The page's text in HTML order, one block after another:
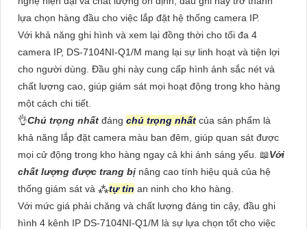
lựa chọn hàng đầu cho việc lắp đặt hệ thống camera IP.
Với khả năng ghi hình và xem lại đồng thời cho tối đa 4
camera IP, DS-7104NI-Q1/M mang lại sự linh hoạt và tiện lợi
cho người dùng. Đầu ghi này cung cấp hình ảnh sắc nét và
chất lượng cao, giúp giám sát mọi hoạt động trong kho hàng
một cách chi tiết.
👌Chú trọng nhất đáng chú trọng nhất của sản phẩm là
khả năng lắp đặt camera màu ban đêm, giúp quan sát được
mọi cử động trong kho hàng ngay cả khi ánh sáng yếu. 📖Với
chất lượng được trang bị nâng cao tính hiệu quả của hệ
thống giám sát và ⁂tự tin an ninh cho kho hàng.
Với mức giá phải chăng và chất lượng đáng tin cậy, đầu ghi
hình 4 kênh IP DS-7104NI-Q1/M là sự lựa chọn tốt cho việc